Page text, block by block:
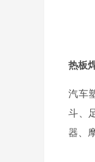
热板
汽车
斗、
器、